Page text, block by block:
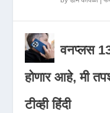
वनप्लस
होणार आहे, मी
टीव्ही हिंदी